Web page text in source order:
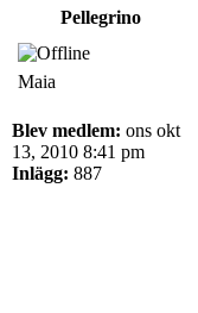
Pellegrino
Maia
Blev medlem: ons okt
13, 2010 8:41 pm
Inlägg: 887